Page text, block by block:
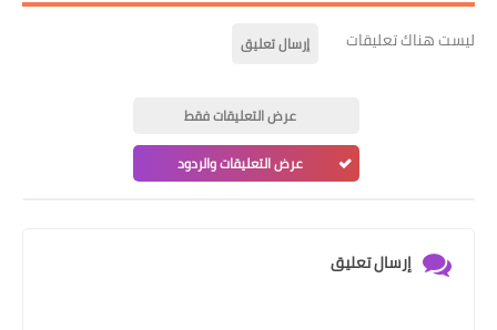
ليست هناك تعليقات إرسال تعليق
عرض التعليقات فقط
عرض التعليقات والردود
إرسال تعليق